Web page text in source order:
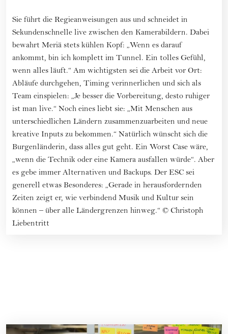
Sie führt die Regieanweisungen aus und schneidet in
Sekundenschnelle live zwischen den Kamerabildern. Dabei
bewahrt Meriä stets kühlen Kopf: „Wenn es darauf
ankommt, bin ich komplett im Tunnel. Ein tolles Gefühl,
wenn alles läuft.“ Am wichtigsten sei die Arbeit vor Ort:
Abläufe durchgehen, Timing verinnerlichen und sich als
Team einspielen: „Je besser die Vorbereitung, desto ruhiger
ist man live.“ Noch eines liebt sie: „Mit Menschen aus
unterschiedlichen Ländern zusammenzuarbeiten und neue
kreative Inputs zu bekommen.“ Natürlich wünscht sich die
Burgenländerin, dass alles gut geht. Ein Worst Case wäre,
„wenn die Technik oder eine Kamera ausfallen würde“. Aber
es gebe immer Alternativen und Backups. Der ESC sei
generell etwas Besonderes: „Gerade in herausfordernden
Zeiten zeigt er, wie verbindend Musik und Kultur sein
können – über alle Ländergrenzen hinweg.“ © Christoph
Liebentritt